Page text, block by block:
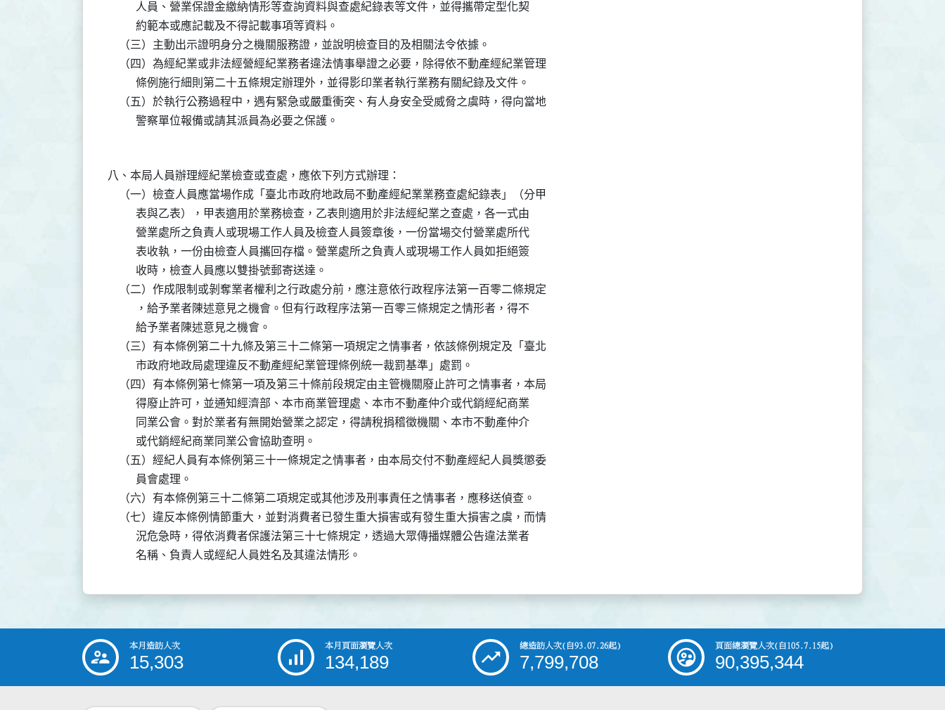
          人員、營業保證金繳納情形等查詢資料與查處紀錄表等文件，並得攜帶定型化契
          約範本或應記載及不得記載事項等資料。
    （三）主動出示證明身分之機關服務證，並說明檢查目的及相關法令依據。
    （四）為經紀業或非法經營經紀業務者違法情事舉證之必要，除得依不動產經紀業管理
          條例施行細則第二十五條規定辦理外，並得影印業者執行業務有關紀錄及文件。
    （五）於執行公務過程中，遇有緊急或嚴重衝突、有人身安全受威脅之虞時，得向當地
八、本局人員辦理經紀業檢查或查處，應依下列方式辦理：
    （一）檢查人員應當場作成「臺北市政府地政局不動產經紀業業務查處紀錄表」（分甲
          表與乙表），甲表適用於業務檢查，乙表則適用於非法經紀業之查處，各一式由
          營業處所之負責人或現場工作人員及檢查人員簽章後，一份當場交付營業處所代
          表收執，一份由檢查人員攜回存檔。營業處所之負責人或現場工作人員如拒絕簽
          收時，檢查人員應以雙掛號郵寄送達。
    （二）作成限制或剝奪業者權利之行政處分前，應注意依行政程序法第一百零二條規定
          ，給予業者陳述意見之機會。但有行政程序法第一百零三條規定之情形者，得不
          給予業者陳述意見之機會。
    （三）有本條例第二十九條及第三十二條第一項規定之情事者，依該條例規定及「臺北
          市政府地政局處理違反不動產經紀業管理條例統一裁罰基準」處罰。
    （四）有本條例第七條第一項及第三十條前段規定由主管機關廢止許可之情事者，本局
          得廢止許可，並通知經濟部、本市商業管理處、本市不動產仲介或代銷經紀商業
          同業公會。對於業者有無開始營業之認定，得請稅捐稽徵機關、本市不動產仲介
          或代銷經紀商業同業公會協助查明。
    （五）經紀人員有本條例第三十一條規定之情事者，由本局交付不動產經紀人員獎懲委
          員會處理。
    （六）有本條例第三十二條第二項規定或其他涉及刑事責任之情事者，應移送偵查。
    （七）違反本條例情節重大，並對消費者已發生重大損害或有發生重大損害之虞，而情
          況危急時，得依消費者保護法第三十七條規定，透過大眾傳播媒體公告違法業者
::: 本月造訪人次
15,303
本月頁面瀏覽人次
134,189
總造訪人次(自93.07.26起)
7,799,708
頁面總瀏覽人次(自105.7.15起)
90,395,344